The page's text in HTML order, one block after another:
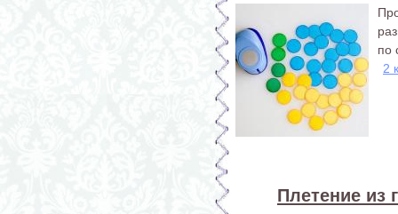
по
2
Плетение из